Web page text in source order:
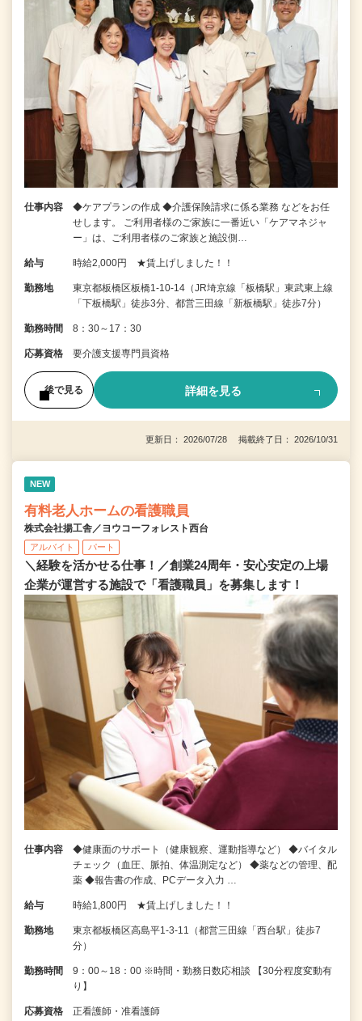
仕事内容
◆ケアプランの作成 ◆介護保険請求に係る業務 などをお任
せします。 ご利用者様のご家族に一番近い「ケアマネジャ
ー」は、ご利用者様のご家族と施設側…
給与 時給2,000円 ★賃上げしました！！
勤務地
東京都板橋区板橋1-10-14（JR埼京線「板橋駅」東武東上線
「下板橋駅」徒歩3分、都営三田線「新板橋駅」徒歩7分）
勤務時間 8：30～17：30
応募資格 要介護支援専門員資格
後で見る 詳細を見る
更新日： 2026/07/28 掲載終了日： 2026/10/31
NEW
有料老人ホームの看護職員
株式会社揚工舎／ヨウコーフォレスト西台
アルバイト パート
＼経験を活かせる仕事！／創業24周年・安心安定の上場
企業が運営する施設で「看護職員」を募集します！
仕事内容
◆健康面のサポート（健康観察、運動指導など） ◆バイタル
チェック（血圧、脈拍、体温測定など） ◆薬などの管理、配
薬 ◆報告書の作成、PCデータ入力 …
給与 時給1,800円 ★賃上げしました！！
勤務地
東京都板橋区高島平1-3-11（都営三田線「西台駅」徒歩7
分）
勤務時間
9：00～18：00 ※時間・勤務日数応相談 【30分程度変動有
り】
応募資格 正看護師・准看護師